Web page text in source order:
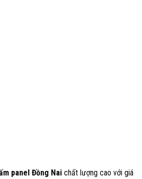
panel Đồng Nai chất lượng cao với giá